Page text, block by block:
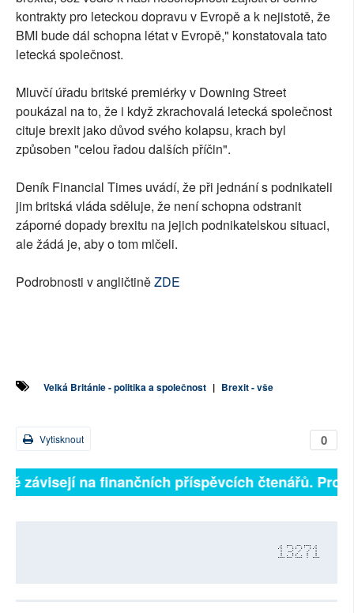
kontrakty pro leteckou dopravu v Evropě a k nejistotě, že
BMI bude dál schopna létat v Evropě," konstatovala tato
letecká společnost.
Mluvčí úřadu britské premiérky v Downing Street
poukázal na to, že i když zkrachovalá letecká společnost
cituje brexit jako důvod svého kolapsu, krach byl
způsoben "celou řadou dalších příčin".
Deník Financial Times uvádí, že při jednání s podnikateli
jim britská vláda sděluje, že není schopna odstranit
záporné dopady brexitu na jejich podnikatelskou situaci,
ale žádá je, aby o tom mlčeli.
Podrobnosti v angličtiněZDE
Velká Británie - politika a společnost | Brexit - vše
0
Vytisknout
závisejí na finančních příspěvcích čtenářů.
13271